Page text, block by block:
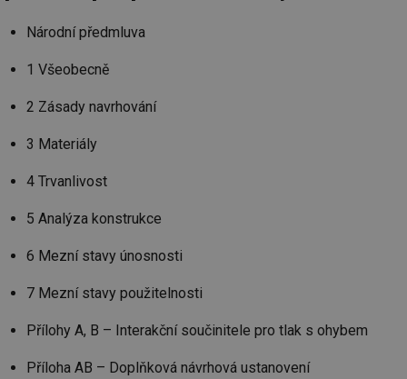
Národní předmluva
1 Všeobecně
2 Zásady navrhování
3 Materiály
4 Trvanlivost
5 Analýza konstrukce
6 Mezní stavy únosnosti
7 Mezní stavy použitelnosti
Přílohy A, B – Interakční součinitele pro tlak s ohybem
Příloha AB – Doplňková návrhová ustanovení